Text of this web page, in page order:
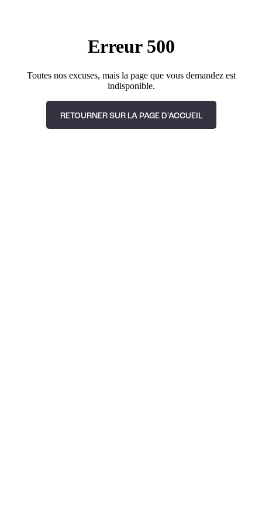
Erreur 500
Toutes nos excuses, mais la page que vous demandez est
indisponible.
RETOURNER SUR LA PAGE D'ACCUEIL